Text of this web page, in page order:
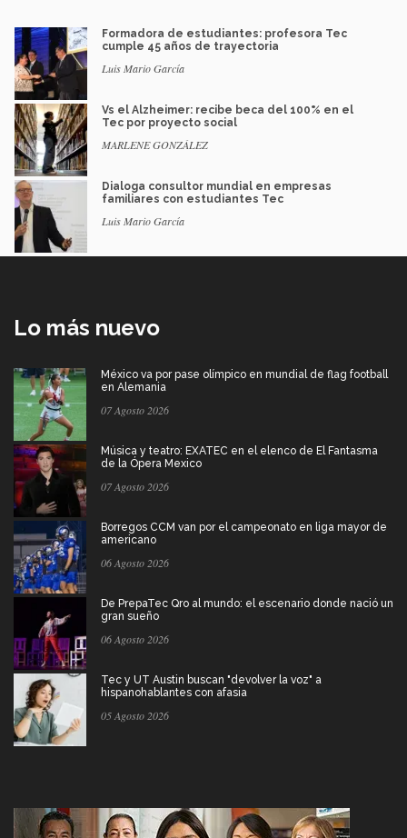
Formadora de estudiantes: profesora Tec
cumple 45 años de trayectoria
Luis Mario García
Vs el Alzheimer: recibe beca del 100% en el
Tec por proyecto social
MARLENE GONZÁLEZ
Dialoga consultor mundial en empresas
familiares con estudiantes Tec
Luis Mario García
Lo más nuevo
México va por pase olímpico en mundial de flag football
en Alemania
07 Agosto 2026
Música y teatro: EXATEC en el elenco de El Fantasma
de la Ópera Mexico
07 Agosto 2026
Borregos CCM van por el campeonato en liga mayor de
americano
06 Agosto 2026
De PrepaTec Qro al mundo: el escenario donde nació un
gran sueño
06 Agosto 2026
Tec y UT Austin buscan "devolver la voz" a
hispanohablantes con afasia
05 Agosto 2026